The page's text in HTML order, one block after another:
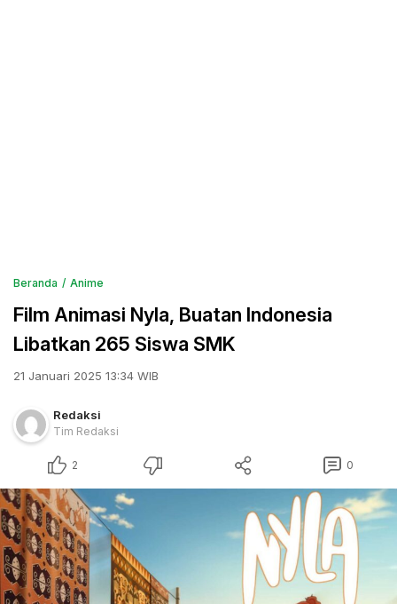
Beranda Anime
Film Animasi Nyla, Buatan Indonesia
Libatkan 265 Siswa SMK
21 Januari 2025 13:34 WIB
Redaksi
Tim Redaksi
2 0